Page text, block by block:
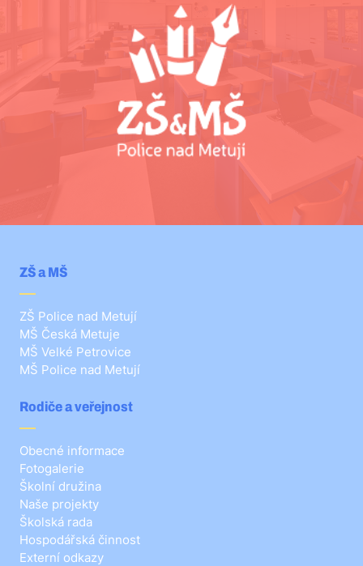
ZŠ a MŠ
ZŠ Police nad Metují
MŠ Česká Metuje
MŠ Velké Petrovice
MŠ Police nad Metují
Rodiče a veřejnost
Obecné informace
Fotogalerie
Školní družina
Naše projekty
Školská rada
Hospodářská činnost
Externí odkazy